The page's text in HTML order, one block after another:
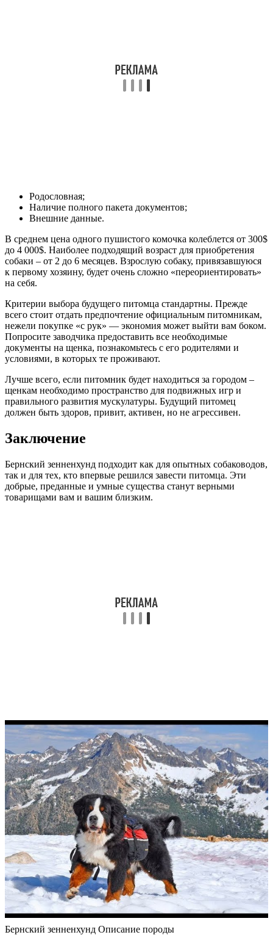
Родословная;
Наличие полного пакета документов;
Внешние данные.
В среднем цена одного пушистого комочка колеблется от 300$
до 4 000$. Наиболее подходящий возраст для приобретения
собаки – от 2 до 6 месяцев. Взрослую собаку, привязавшуюся
к первому хозяину, будет очень сложно «переориентировать»
на себя.
Критерии выбора будущего питомца стандартны. Прежде
всего стоит отдать предпочтение официальным питомникам,
нежели покупке «с рук» — экономия может выйти вам боком.
Попросите заводчика предоставить все необходимые
документы на щенка, познакомьтесь с его родителями и
условиями, в которых те проживают.
Лучше всего, если питомник будет находиться за городом –
щенкам необходимо пространство для подвижных игр и
правильного развития мускулатуры. Будущий питомец
должен быть здоров, привит, активен, но не агрессивен.
Заключение
Бернский зенненхунд подходит как для опытных собаководов,
так и для тех, кто впервые решился завести питомца. Эти
добрые, преданные и умные существа станут верными
товарищами вам и вашим близким.
Бернский зенненхунд Описание породы